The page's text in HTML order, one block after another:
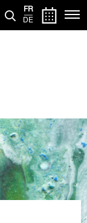
FR
DE